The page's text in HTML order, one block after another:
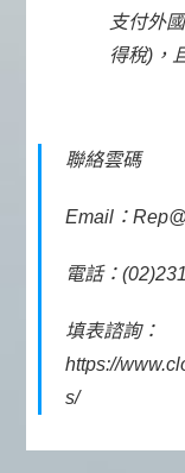
支付外
得稅)，
聯絡雲碼
Email：
電話：
填表諮詢：
https://
s/